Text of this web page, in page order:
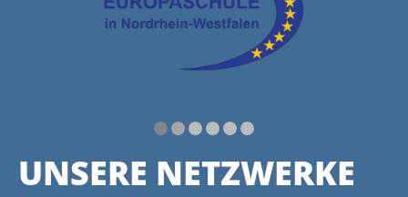
UNSERE NETZWERKE